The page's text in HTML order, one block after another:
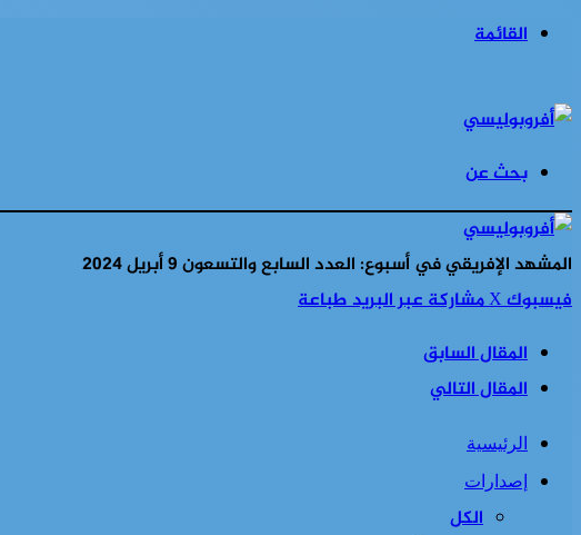
القائمة
بحث عن
المشهد الإفريقي في أسبوع: العدد السابع والتسعون 9 أبريل 2024
فيسبوك‫Xمشاركة عبر البريدطباعة
المقال السابق
المقال التالي
الرئيسية
إصدارات
الكل